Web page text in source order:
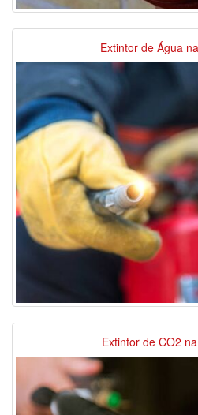
Extintor de Água
Extintor de CO2